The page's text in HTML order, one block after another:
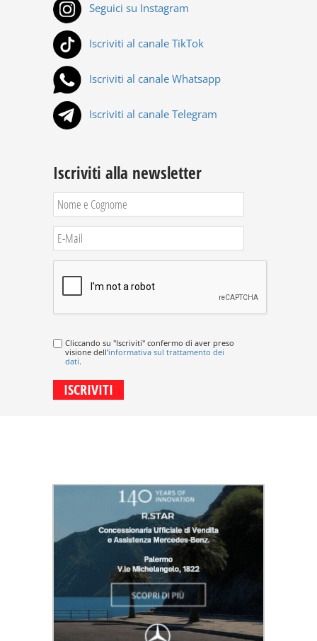
Seguici su Instagram
Iscriviti al canale TikTok
Iscriviti al canale Whatsapp
Iscriviti al canale Telegram
Iscriviti alla newsletter
Cliccando su "Iscriviti" confermo di aver preso
visione dell'informativa sul trattamento dei
dati.